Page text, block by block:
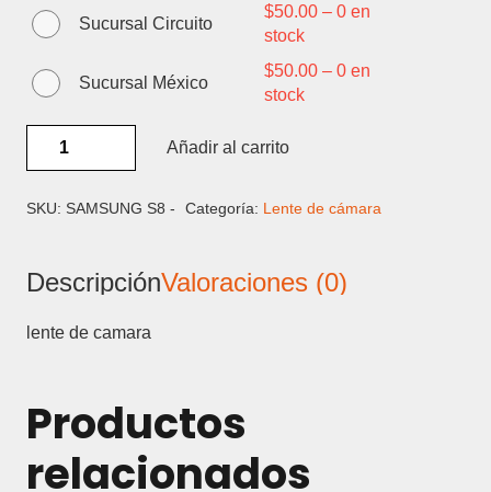
Sucursal Circuito
$50.00 –0 en
stock
Sucursal México
$50.00 –0 en
stock
LENTE
cantidad
Añadir al carrito
SKU: SAMSUNG S8 - Categoría: Lente de cámara
DescripciónValoraciones (0)
lente de camara
Productos
relacionados